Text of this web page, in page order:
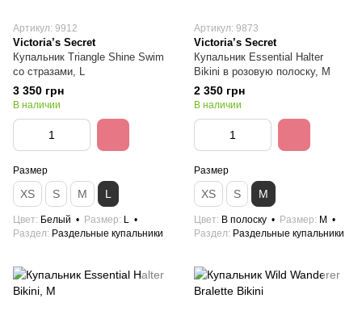
Артикул: 9912
Victoria’s Secret
Купальник Triangle Shine Swim
со стразами, L
3 350 грн
В наличии
Размер
XS S M L
Цвет Белый Размер
L
Раздел
Раздельные купальники
Артикул: 9873
Victoria’s Secret
Купальник Essential Halter
Bikini в розовую полоску, M
2 350 грн
В наличии
Размер
XS S M
Цвет В полоску Размер
M
Раздел
Раздельные купальники